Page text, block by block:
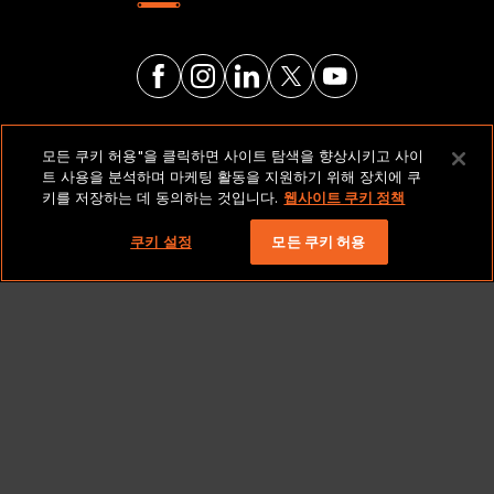
법적 고지 및 정책
저작권 2026 Lionbridge Technologies, LLC. 모든 권리
보유.
모든 쿠키 허용"을 클릭하면 사이트 탐색을 향상시키고 사이
트 사용을 분석하며 마케팅 활동을 지원하기 위해 장치에 쿠
키를 저장하는 데 동의하는 것입니다. 웹사이트 쿠키 정책
쿠키 설정 모든 쿠키 허용